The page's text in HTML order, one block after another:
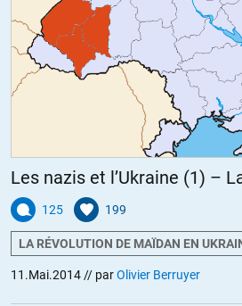
référendum de dimanche
http://www.legrandsoir.info/referendum-
vous-oui-ou-non-etre-ignifuges.html
ALERTER
salimsellami//12.05.2014 à
Bon boulot, merci d’éclairer nos lanternes !
ALERTER
Les nazis et l’Ukraine (1) –
125 199
LA RÉVOLUTION DE MAÏDAN EN
11.Mai.2014 // parOlivier Berruyer